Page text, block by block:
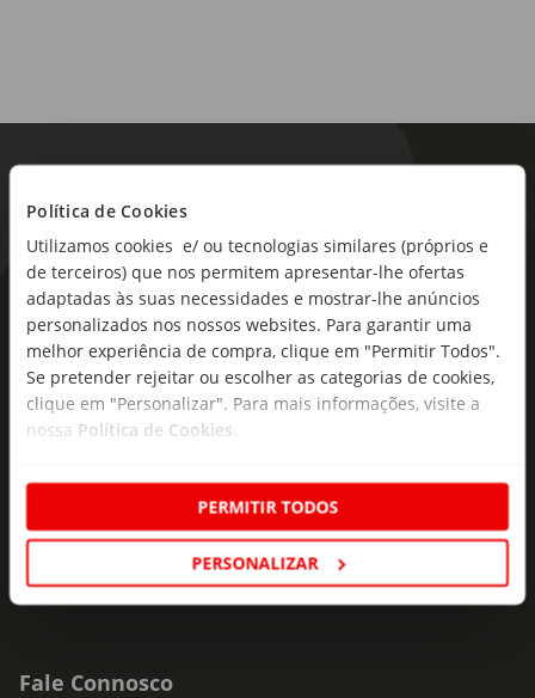
Política de Cookies
Utilizamos cookies e/ ou tecnologias similares (próprios e
de terceiros) que nos permitem apresentar-lhe ofertas
adaptadas às suas necessidades e mostrar-lhe anúncios
personalizados nos nossos websites. Para garantir uma
melhor experiência de compra, clique em "Permitir Todos".
Se pretender rejeitar ou escolher as categorias de cookies,
clique em "Personalizar". Para mais informações, visite a
nossa Política de Cookies
PERMITIR TODOS
PERSONALIZAR
As novidades mais frescas no
seu e-mail!
Subscreva e descubra campanhas exclusivas,
ofertas e novidades para si.
mail
Subscrever
Fale Connosco